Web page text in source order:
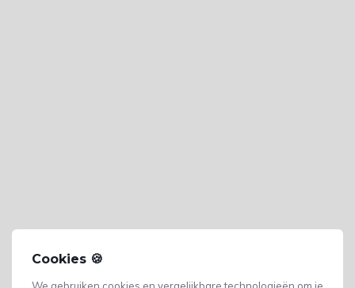
Cookies 🍪
We gebruiken cookies en vergelijkbare technologieën om je